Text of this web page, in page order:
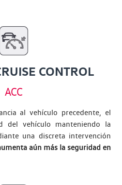
CONTROL
ACC
al vehículo precedente, el
del vehículo manteniendo la
una discreta intervención
aún más la seguridad en